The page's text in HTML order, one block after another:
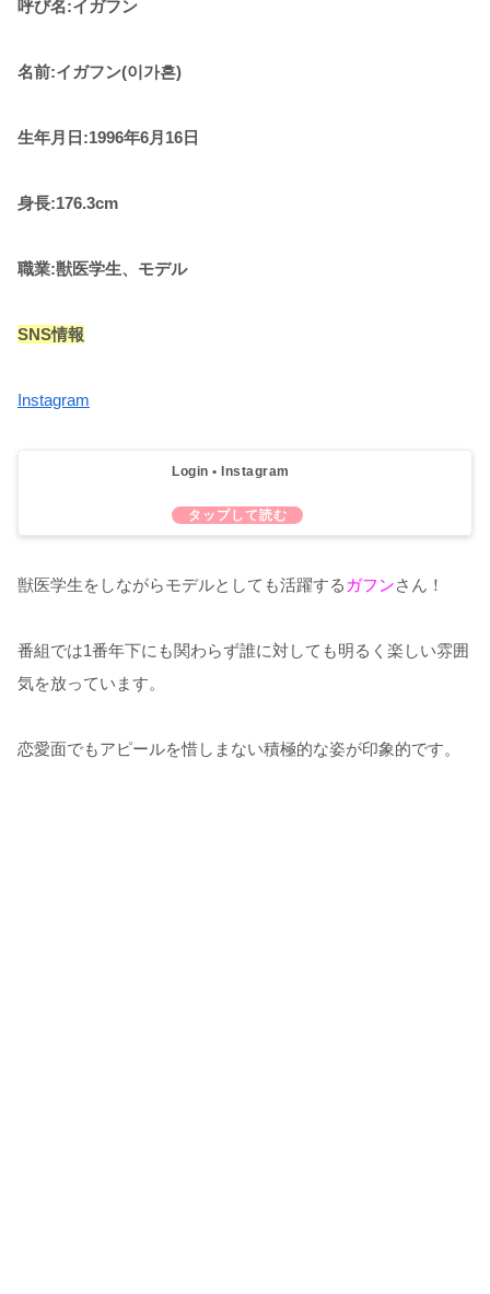
呼び名:イガフン
名前:イガフン(이가흔)
生年月日:1996年6月16日
身長:176.3cm
職業:獣医学生、モデル
SNS情報
Instagram
Login • Instagram
獣医学生をしながらモデルとしても活躍する ガフンさん！
番組では1番年下にも関わらず誰に対しても明るく楽しい雰囲
気を放っています。
恋愛面でもアピールを惜しまない積極的な姿が印象的です。